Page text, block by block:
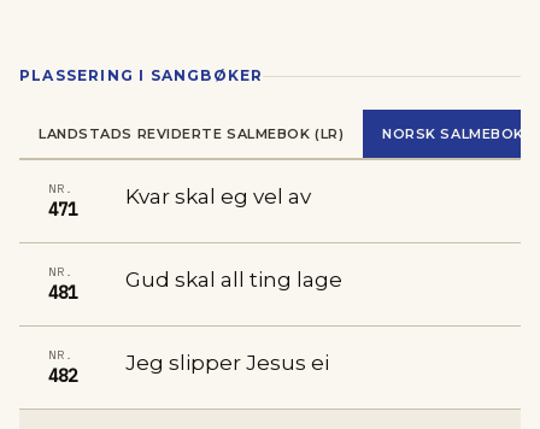
PLASSERING I SANGBØKER
LANDSTADS REVIDERTE SALMEBOK (LR) NORSK SALMEBOK
NR.
471
Kvar skal eg vel av
NR.
481
Gud skal all ting lage
NR.
482
Jeg slipper Jesus ei